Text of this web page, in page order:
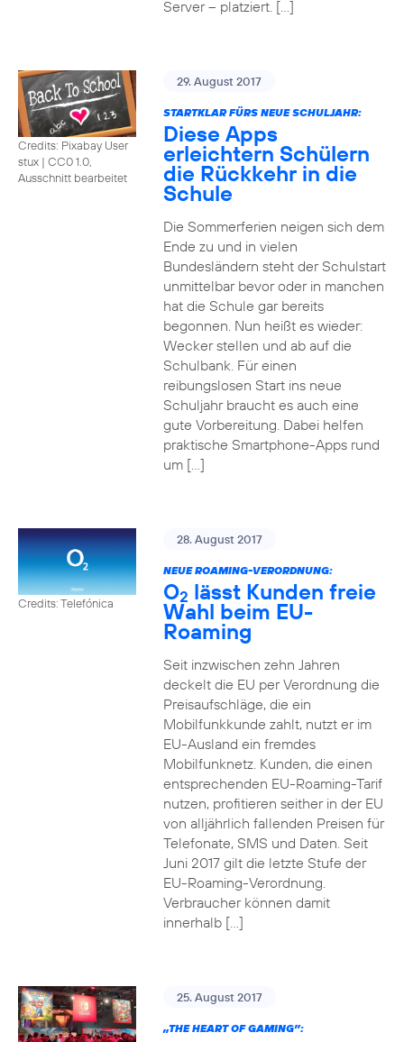
Server – platziert. […]
Credits: Pixabay User
stux | CC0 1.0,
Ausschnitt bearbeitet
29. August 2017
STARTKLAR FÜRS NEUE SCHULJAHR:
Diese Apps
erleichtern Schülern
die Rückkehr in die
Schule
Die Sommerferien neigen sich dem
Ende zu und in vielen
Bundesländern steht der Schulstart
unmittelbar bevor oder in manchen
hat die Schule gar bereits
begonnen. Nun heißt es wieder:
Wecker stellen und ab auf die
Schulbank. Für einen
reibungslosen Start ins neue
Schuljahr braucht es auch eine
gute Vorbereitung. Dabei helfen
praktische Smartphone-Apps rund
um […]
Credits: Telefónica
28. August 2017
NEUE ROAMING-VERORDNUNG:
O2 lässt Kunden freie
Wahl beim EU-
Roaming
Seit inzwischen zehn Jahren
deckelt die EU per Verordnung die
Preisaufschläge, die ein
Mobilfunkkunde zahlt, nutzt er im
EU-Ausland ein fremdes
Mobilfunknetz. Kunden, die einen
entsprechenden EU-Roaming-Tarif
nutzen, profitieren seither in der EU
von alljährlich fallenden Preisen für
Telefonate, SMS und Daten. Seit
Juni 2017 gilt die letzte Stufe der
EU-Roaming-Verordnung.
Verbraucher können damit
innerhalb […]
25. August 2017
„THE HEART OF GAMING”: